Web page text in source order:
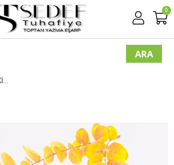
0
3004 DÜZ DIKIŞLI YAZMA